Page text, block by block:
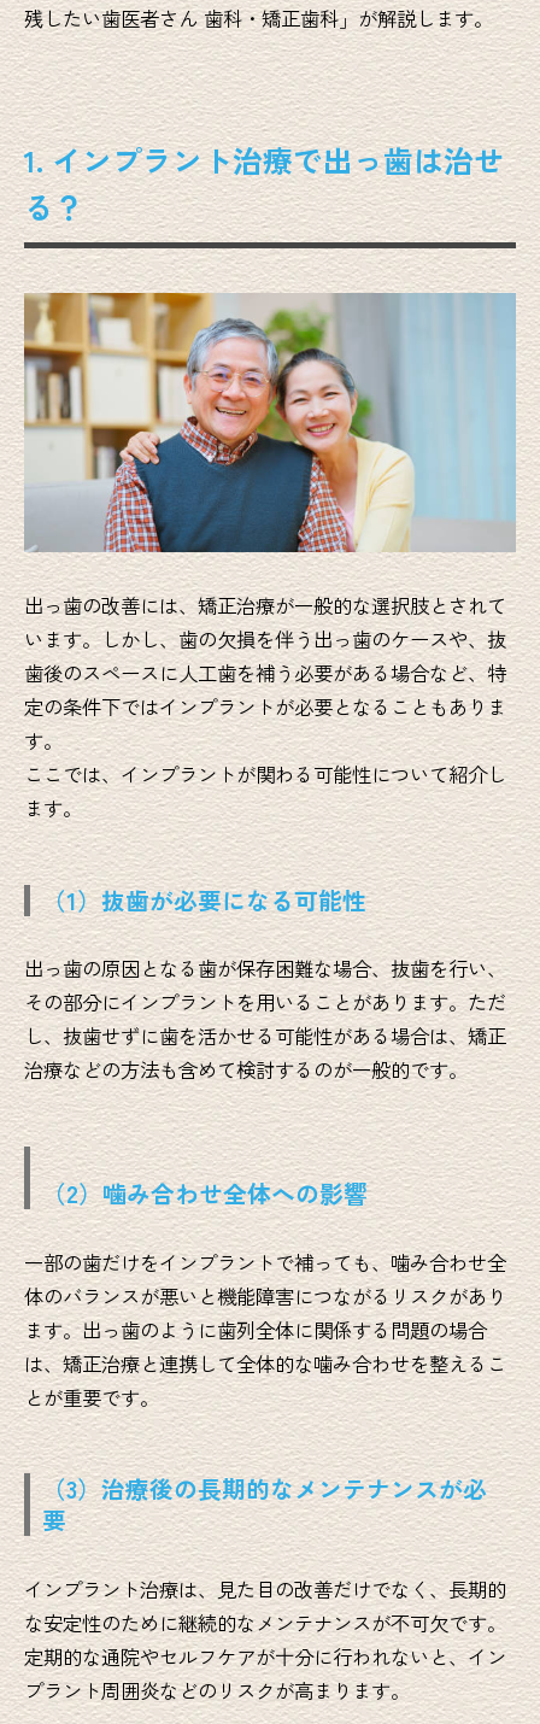
残したい歯医者さん 歯科・矯正歯科」が解説します。
1. インプラント治療で出っ歯は治せ
る？
出っ歯の改善には、矯正治療が一般的な選択肢とされて
います。しかし、歯の欠損を伴う出っ歯のケースや、抜
歯後のスペースに人工歯を補う必要がある場合など、特
定の条件下ではインプラントが必要となることもありま
す。
ここでは、インプラントが関わる可能性について紹介し
ます。
（1）抜歯が必要になる可能性
出っ歯の原因となる歯が保存困難な場合、抜歯を行い、
その部分にインプラントを用いることがあります。ただ
し、抜歯せずに歯を活かせる可能性がある場合は、矯正
治療などの方法も含めて検討するのが一般的です。
（2）噛み合わせ全体への影響
一部の歯だけをインプラントで補っても、噛み合わせ全
体のバランスが悪いと機能障害につながるリスクがあり
ます。出っ歯のように歯列全体に関係する問題の場合
は、矯正治療と連携して全体的な噛み合わせを整えるこ
とが重要です。
（3）治療後の長期的なメンテナンスが必
要
インプラント治療は、見た目の改善だけでなく、長期的
な安定性のために継続的なメンテナンスが不可欠です。
定期的な通院やセルフケアが十分に行われないと、イン
プラント周囲炎などのリスクが高まります。